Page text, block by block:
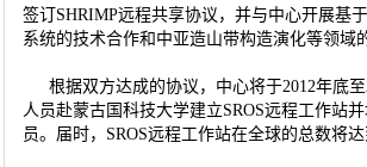
签订SHRIMP远程共享协议，并与中心开展基
系统的技术合作和中亚造山带构造演化等领域
根据双方达成的协议，中心将于2012年底至
人员赴蒙古国科技大学建立SROS远程工作站
员。届时，SROS远程工作站在全球的总数将达